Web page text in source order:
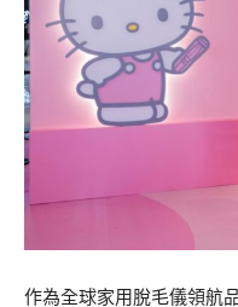
作為全球家用脫毛儀領航